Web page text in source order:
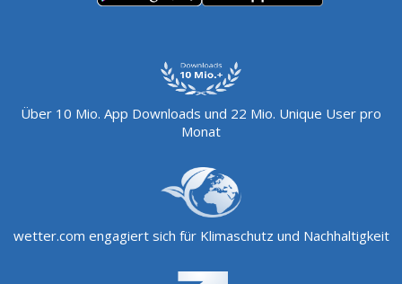
Über 10 Mio. App Downloads und 22 Mio. Unique User pro
Monat
wetter.com engagiert sich für Klimaschutz und Nachhaltigkeit